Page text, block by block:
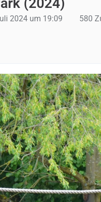
2024 um 19:09 580